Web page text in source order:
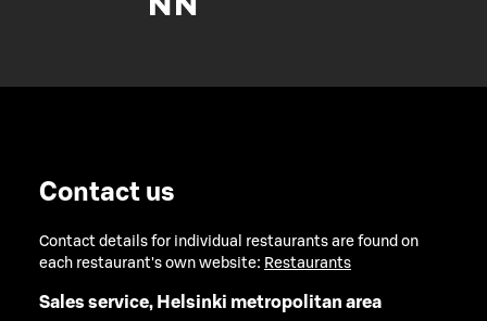
Contact us
Contact details for individual restaurants are found on
each restaurant's own website: Restaurants
Sales service, Helsinki metropolitan area